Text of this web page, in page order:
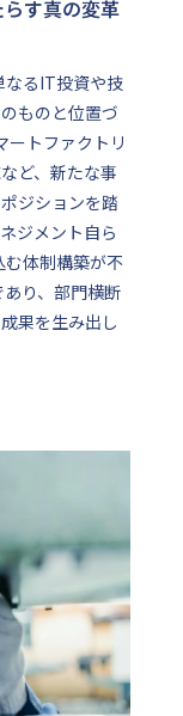
す真の変革
なるIT投資や技
ものと位置づ
ートファクトリ
ど、新たな事
ジションを踏
ジメント自ら
体制構築が不
り、部門横断
果を生み出し